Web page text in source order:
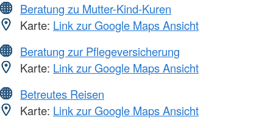
Beratung zu Mutter-Kind-Kuren
Karte: Link zur Google Maps Ansicht
Beratung zur Pflegeversicherung
Karte: Link zur Google Maps Ansicht
Betreutes Reisen
Karte: Link zur Google Maps Ansicht